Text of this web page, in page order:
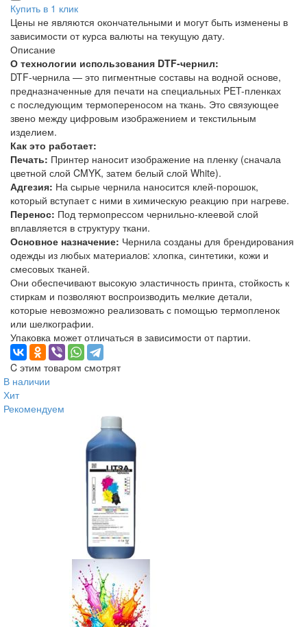
Купить в 1 клик
Цены не являются окончательными и могут быть изменены в
зависимости от курса валюты на текущую дату.
Описание
О технологии использования DTF-чернил:
DTF-чернила — это пигментные составы на водной основе,
предназначенные для печати на специальных PET-пленках
с последующим термопереносом на ткань. Это связующее
звено между цифровым изображением и текстильным
изделием.
Как это работает:
Печать: Принтер наносит изображение на пленку (сначала
цветной слой CMYK, затем белый слой White).
Адгезия: На сырые чернила наносится клей-порошок,
который вступает с ними в химическую реакцию при нагреве.
Перенос: Под термопрессом чернильно-клеевой слой
вплавляется в структуру ткани.
Основное назначение: Чернила созданы для брендирования
одежды из любых материалов: хлопка, синтетики, кожи и
смесовых тканей.
Они обеспечивают высокую эластичность принта, стойкость к
стиркам и позволяют воспроизводить мелкие детали,
которые невозможно реализовать с помощью термопленок
или шелкографии.
Упаковка может отличаться в зависимости от партии.
C этим товаром смотрят
В наличии
Хит
Рекомендуем